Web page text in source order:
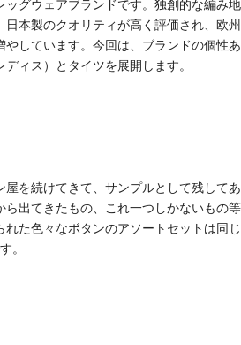
ッグウェアブランドです。独創的な編み地
本製のクオリティが高く評価され、欧州
やしています。今回は、ブランドの個性あ
ィス）とタイツを展開します。
屋を続けてきて、サンプルとして残してあ
ら出てきたもの、これ一つしかないもの等
た色々なボタンのアソートセットは同じ
。